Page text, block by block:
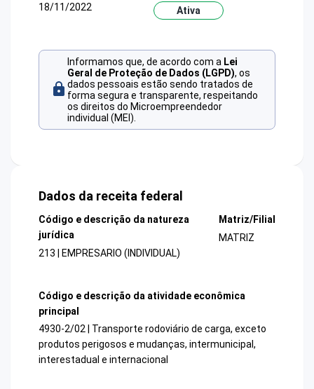
18/11/2022
Ativa
Informamos que, de acordo com a Lei
Geral de Proteção de Dados (LGPD), os
dados pessoais estão sendo tratados de
forma segura e transparente, respeitando
os direitos do Microempreendedor
individual (MEI).
Dados da receita federal
Código e descrição da natureza
jurídica
213 | EMPRESARIO (INDIVIDUAL)
Matriz/Filial
MATRIZ
Código e descrição da atividade econômica
principal
4930-2/02 | Transporte rodoviário de carga, exceto
produtos perigosos e mudanças, intermunicipal,
interestadual e internacional